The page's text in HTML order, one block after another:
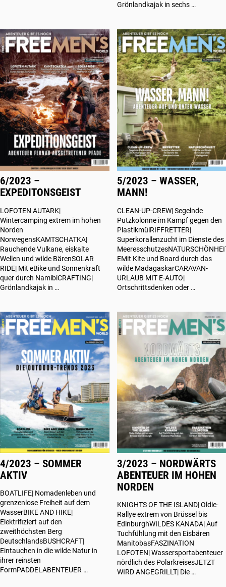
Grönlandkajak in sechs …
6/2023 –
EXPEDITONSGEIST
LOFOTEN AUTARK|
Wintercamping extrem im hohen
Norden
NorwegensKAMTSCHATKA|
Rauchende Vulkane, eiskalte
Wellen und wilde BärenSOLAR
RIDE| Mit eBike und Sonnenkraft
quer durch NamibiCRAFTING|
Grönlandkajak in …
5/2023 – WASSER,
MANN!
CLEAN-UP-CREW| Segelnde
Putzkolonne im Kampf gegen den
PlastikmülRIFFRETTER|
Superkorallenzucht im Dienste des
EMit Kite und Board durch das
wilde MadagaskarCARAVAN-
URLAUB MIT E-AUTO|
Ortschrittsdenken oder …
4/2023 – SOMMER
AKTIV
BOATLIFE| Nomadenleben und
grenzenlose Freiheit auf dem
WasserBIKE AND HIKE|
Elektrifiziert auf den
zweithöchsten Berg
DeutschlandsBUSHCRAFT|
Eintauchen in die wilde Natur in
ihrer reinsten
FormPADDELABENTEUER …
3/2023 – NORDWÄRTS
ABENTEUER IM HOHEN
NORDEN
KNIGHTS OF THE ISLAND| Oldie-
Rallye extrem von Brüssel bis
EdinburghWILDES KANADA| Auf
Tuchfühlung mit den Eisbären
ManitobasFASZINATION
LOFOTEN| Wassersportabenteuer
nördlich des PolarkreisesJETZT
WIRD ANGEGRILLT| Die …